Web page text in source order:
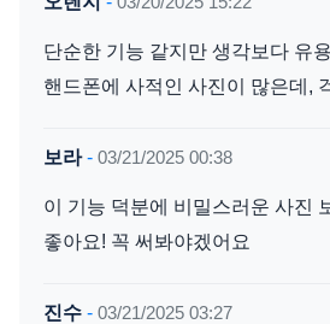
단순한 기능 같지만 생각보다 유
핸드폰에 사적인 사진이 많은데,
보라- 03/21/2025 00:38
이 기능 덕분에 비밀스러운 사진
좋아요! 꼭 써봐야겠어요
진수 - 03/21/2025 03:27